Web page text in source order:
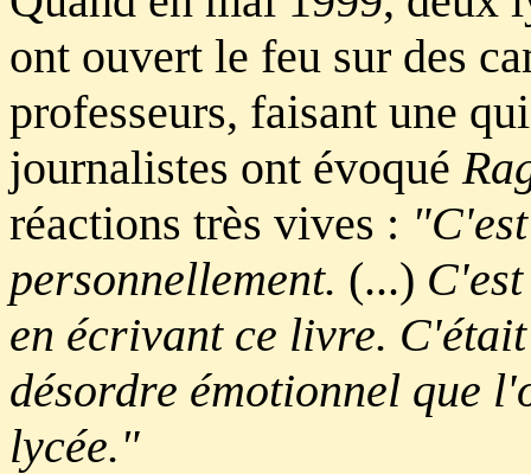
ont ouvert le feu sur des
professeurs, faisant une
journalistes ont évoqué
réactions très vives :
personnellement. (...)
en écrivant ce livre.
désordre émotionnel que
lycée."